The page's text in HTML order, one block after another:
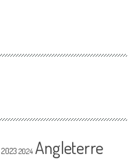
2023 2024 Angleterre